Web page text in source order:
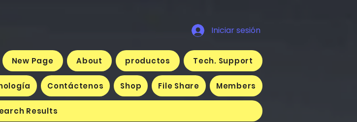
Iniciar sesión
New Page About productos Tech. Support
Contáctenos Shop File Share Members
Results